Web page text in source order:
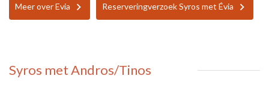
Meer over Evia Reserveringverzoek Syros met Évia
Syros met Andros/Tinos